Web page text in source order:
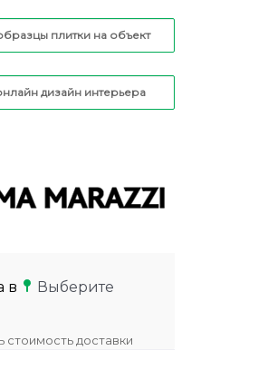
плитки на объект
дизайн интерьера
в
Выберите
стоимость доставки